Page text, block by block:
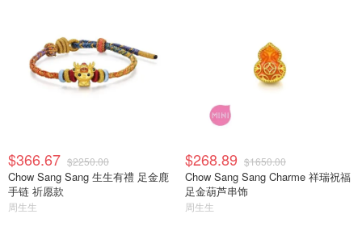
$366.67 $2250.00
Chow Sang Sang 生生有禮 足金鹿
手链 祈愿款
周生生
$268.89 $1650.00
Chow Sang Sang Charme 祥瑞祝福
足金葫芦串饰
周生生